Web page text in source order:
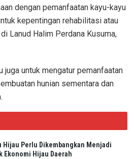
dengan pemanfaatan kayu-kayu
kepentingan rehabilitasi atau
Lanud Halim Perdana Kusuma,
juga untuk mengatur pemanfaatan
hunian sementara dan
Hijau Perlu Dikembangkan Menjadi
Ekonomi Hijau Daerah